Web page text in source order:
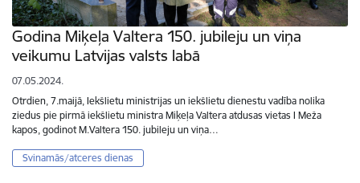
Godina Miķeļa Valtera 150. jubileju un viņa
veikumu Latvijas valsts labā
07.05.2024.
Otrdien, 7.maijā, Iekšlietu ministrijas un iekšlietu dienestu vadība nolika
ziedus pie pirmā iekšlietu ministra Miķeļa Valtera atdusas vietas I Meža
kapos, godinot M.Valtera 150. jubileju un viņa…
Svinamās/atceres dienas